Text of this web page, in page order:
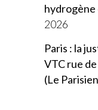
hydrogène
2026
Paris : la
VTC rue
(Le